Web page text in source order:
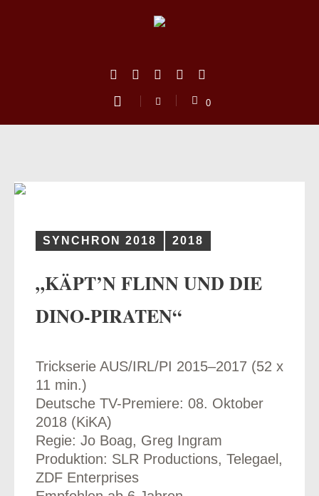
0
SYNCHRON 2018 2018
„KÄPT’N FLINN UND DIE
DINO-PIRATEN“
Trickserie AUS/IRL/PI 2015–2017 (52 x
11 min.)
Deutsche TV-Premiere: 08. Oktober
2018 (KiKA)
Regie: Jo Boag, Greg Ingram
Produktion: SLR Productions, Telegael,
ZDF Enterprises